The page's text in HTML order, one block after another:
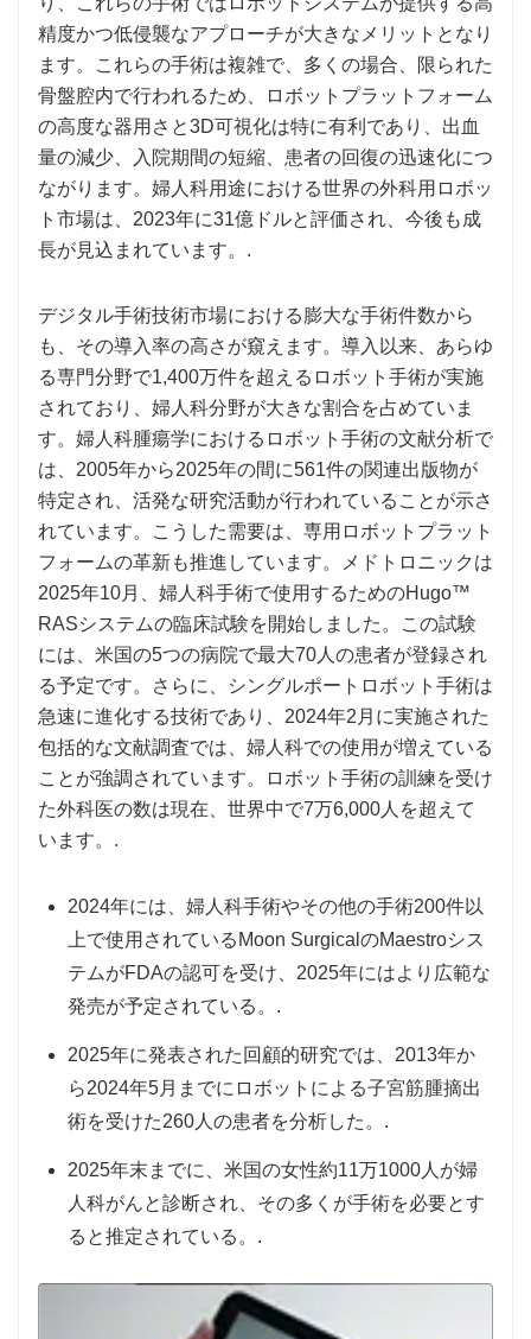
精度かつ低侵襲なアプローチが大きなメリットとなり
ます。これらの手術は複雑で、多くの場合、限られた
骨盤腔内で行われるため、ロボットプラットフォーム
の高度な器用さと3D可視化は特に有利であり、出血
量の減少、入院期間の短縮、患者の回復の迅速化につ
ながります。婦人科用途における世界の外科用ロボッ
ト市場は、2023年に31億ドルと評価され、今後も成
長が見込まれています。.
デジタル手術技術市場における膨大な手術件数から
も、その導入率の高さが窺えます。導入以来、あらゆ
る専門分野で1,400万件を超えるロボット手術が実施
されており、婦人科分野が大きな割合を占めていま
す。婦人科腫瘍学におけるロボット手術の文献分析で
は、2005年から2025年の間に561件の関連出版物が
特定され、活発な研究活動が行われていることが示さ
れています。こうした需要は、専用ロボットプラット
フォームの革新も推進しています。メドトロニックは
2025年10月、婦人科手術で使用するためのHugo™
RASシステムの臨床試験を開始しました。この試験
には、米国の5つの病院で最大70人の患者が登録され
る予定です。さらに、シングルポートロボット手術は
急速に進化する技術であり、2024年2月に実施された
包括的な文献調査では、婦人科での使用が増えている
ことが強調されています。ロボット手術の訓練を受け
た外科医の数は現在、世界中で7万6,000人を超えて
います。.
2024年には、婦人科手術やその他の手術200件以
上で使用されているMoon SurgicalのMaestroシス
テムがFDAの認可を受け、2025年にはより広範な
発売が予定されている。.
2025年に発表された回顧的研究では、2013年か
ら2024年5月までにロボットによる子宮筋腫摘出
術を受けた260人の患者を分析した。.
2025年末までに、米国の女性約11万1000人が婦
人科がんと診断され、その多くが手術を必要とす
ると推定されている。.